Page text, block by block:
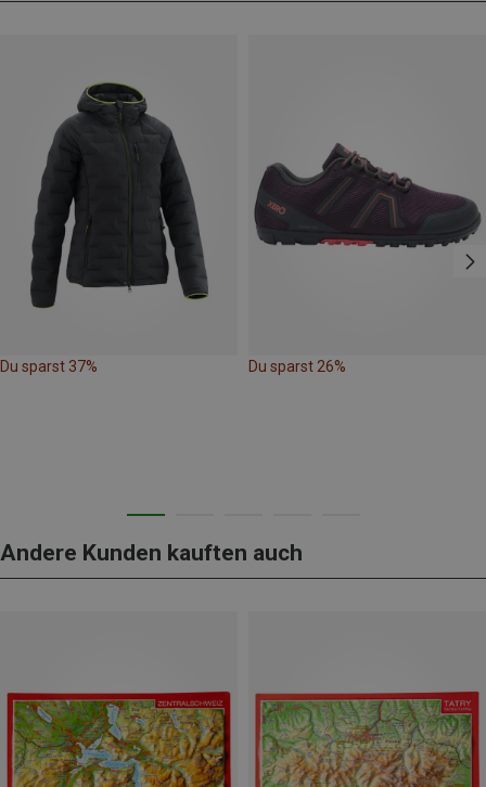
Du sparst 37% Du sparst 26%
Andere Kunden kauften auch